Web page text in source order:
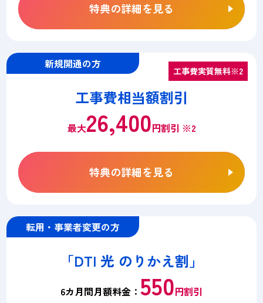
特典の詳細を見る
新規開通の方
工事費実質無料※2
工事費相当額割引
最大26,400円割引 ※2
特典の詳細を見る
転用・事業者変更の方
「DTI 光 のりかえ割」
6カ月間月額料金： 550円割引